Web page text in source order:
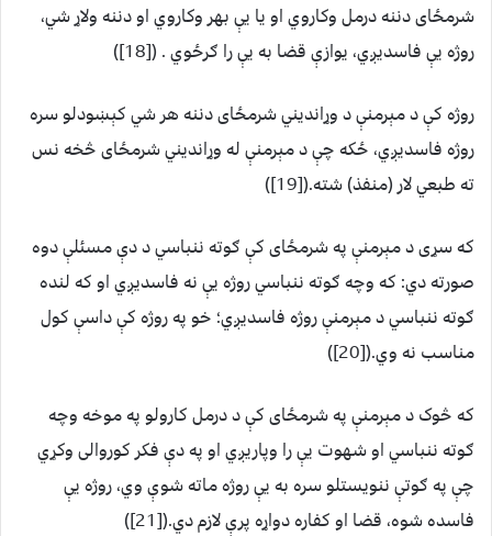
شرمځای دننه درمل وکاروي او يا يې بهر وکاروي او دننه ولاړ شي،
روژه يې فاسديږي، يوازې قضا به يې را ګرځوي . ([18])
روژه کې د مېرمنې د وړانديني شرمځای دننه هر شي کېښودلو سره
روژه فاسديږي، ځکه چې د مېرمنې له وړانديني شرمځای څخه نس
ته طبعي لار (منفذ) شته.([19])
که سړی د مېرمنې په شرمځای کې ګوته ننباسي د دې مسئلې دوه
صورته دي: که وچه ګوته ننباسي روژه يې نه فاسديږي او که لنده
ګوته ننباسي د مېرمنې روژه فاسديږي؛ خو په روژه کې داسې کول
مناسب نه وي.([20])
که څوک د مېرمنې په شرمځای کې د درمل کارولو په موخه وچه
ګوته ننباسي او شهوت يې را وپاريږي او په دې فکر کوروالی وکړي
چې په ګوتې ننويستلو سره به يې روژه ماته شوې وي، روژه يې
فاسده شوه، قضا او کفاره دواړه پرې لازم دي.([21])